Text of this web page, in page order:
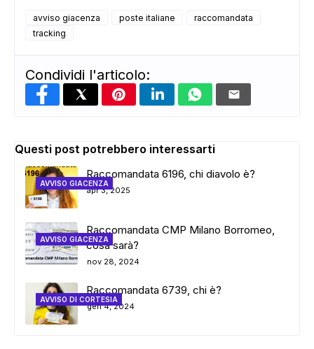
avviso giacenza poste italiane
raccomandata
tracking
Condividi l'articolo:
Questi post potrebbero interessarti
AVVISO GIACENZA
Raccomandata 6196, chi diavolo è?
apr 3, 2025
AVVISO GIACENZA
Raccomandata CMP Milano Borromeo,
cosa sarà?
nov 28, 2024
AVVISO DI CORTESIA
Raccomandata 6739, chi è?
gen 4, 2024